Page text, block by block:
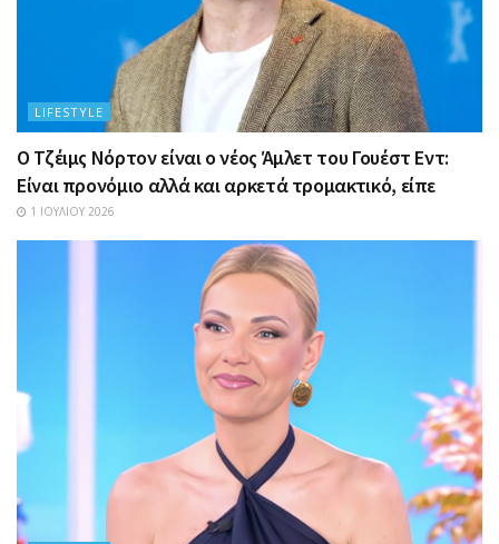
LIFESTYLE
Ο Τζέιμς Νόρτον είναι ο νέος Άμλετ του Γουέστ Εντ:
Είναι προνόμιο αλλά και αρκετά τρομακτικό, είπε
1 ΙΟΥΛΊΟΥ 2026